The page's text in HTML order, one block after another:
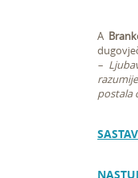
A
–
postala